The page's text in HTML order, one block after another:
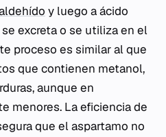
y luego a ácido
excreta o se utiliza en el
proceso es similar al que
que contienen metanol,
aunque en
menores. La eficiencia de
que el aspartamo no